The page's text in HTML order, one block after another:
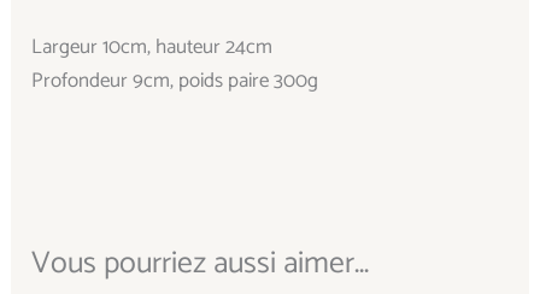
Largeur 10cm, hauteur 24cm
Profondeur 9cm, poids paire 300g
Vous pourriez aussi aimer...